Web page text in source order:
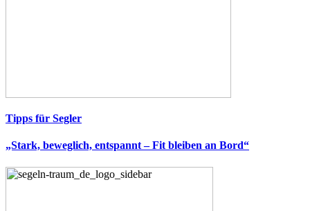
Tipps für Segler
„Stark, beweglich, entspannt – Fit bleiben an Bord“